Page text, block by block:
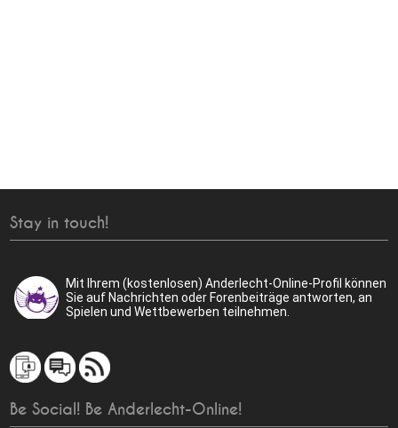
Stay in touch!
Mit Ihrem (kostenlosen) Anderlecht-Online-Profil können
Sie auf Nachrichten oder Forenbeiträge antworten, an
Spielen und Wettbewerben teilnehmen.
Be Social! Be Anderlecht-Online!